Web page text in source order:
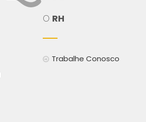
O RH
Trabalhe Conosco